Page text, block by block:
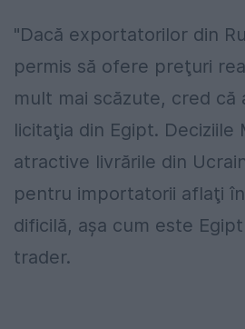
"Dacă exportatorilor din
permis să ofere preţuri
mult mai scăzute, cred că
licitaţia din Egipt. Deciziile
atractive livrările din
pentru importatorii aflaţi
dificilă, aşa cum este
trader.